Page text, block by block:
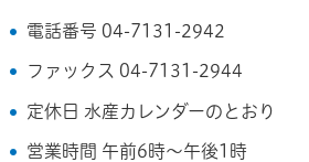
電話番号 04-7131-2942
ファックス 04-7131-2944
定休日 水産カレンダーのとおり
営業時間 午前6時～午後1時